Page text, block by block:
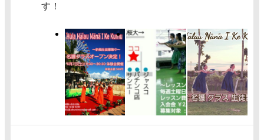
す！